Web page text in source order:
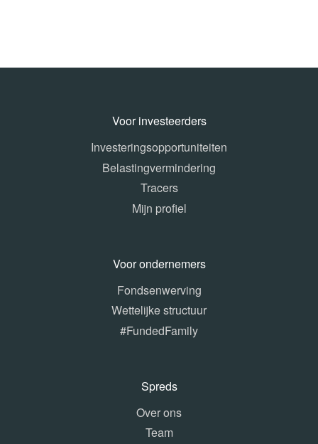
Voor investeerders
Investeringsopportuniteiten
Belastingvermindering
Tracers
Mijn profiel
Voor ondernemers
Fondsenwerving
Wettelijke structuur
#FundedFamily
Spreds
Over ons
Team